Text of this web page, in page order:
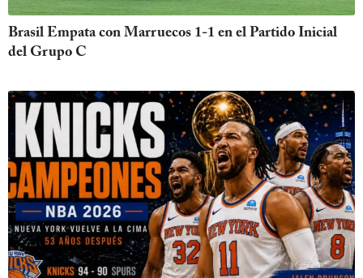
Brasil Empata con Marruecos 1-1 en el Partido Inicial
del Grupo C